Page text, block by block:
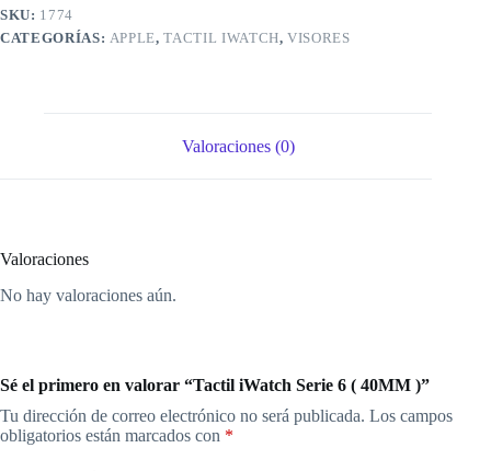
SKU: 1774
CATEGORÍAS: APPLE,TACTIL IWATCH,VISORES
Valoraciones (0)
Valoraciones
No hay valoraciones aún.
Sé el primero en valorar “Tactil iWatch Serie 6 ( 40MM )”
Tu dirección de correo electrónico no será publicada. Los campos
obligatorios están marcados con *